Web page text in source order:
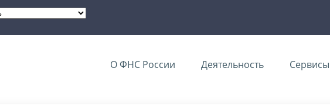
О ФНС России Деятельность Сервисы